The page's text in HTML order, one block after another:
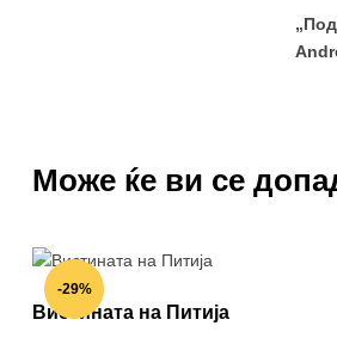
Може ќе ви се
-29%
Вистината на Питија